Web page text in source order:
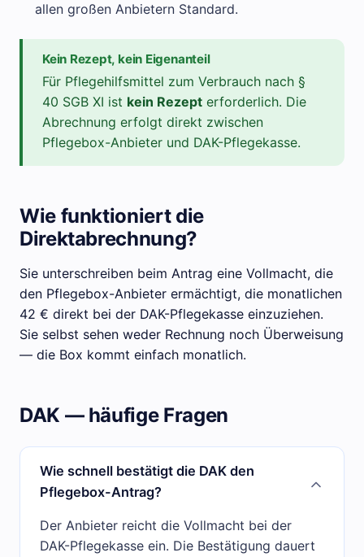
allen großen Anbietern Standard.
Kein Rezept, kein Eigenanteil
Für Pflegehilfsmittel zum Verbrauch nach §
40 SGB XI ist kein Rezept erforderlich. Die
Abrechnung erfolgt direkt zwischen
Pflegebox-Anbieter und DAK-Pflegekasse.
Wie funktioniert die
Direktabrechnung?
Sie unterschreiben beim Antrag eine Vollmacht, die
den Pflegebox-Anbieter ermächtigt, die monatlichen
42 € direkt bei der DAK-Pflegekasse einzuziehen.
Sie selbst sehen weder Rechnung noch Überweisung
— die Box kommt einfach monatlich.
DAK — häufige Fragen
Wie schnell bestätigt die DAK den
Pflegebox-Antrag?
Der Anbieter reicht die Vollmacht bei der
DAK-Pflegekasse ein. Die Bestätigung dauert